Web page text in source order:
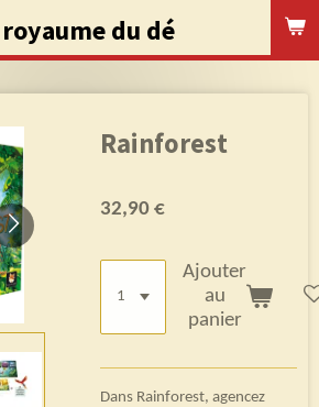
royaume du dé
Rainforest
32,90 €
Ajouter
au
panier
Dans Rainforest, agencez